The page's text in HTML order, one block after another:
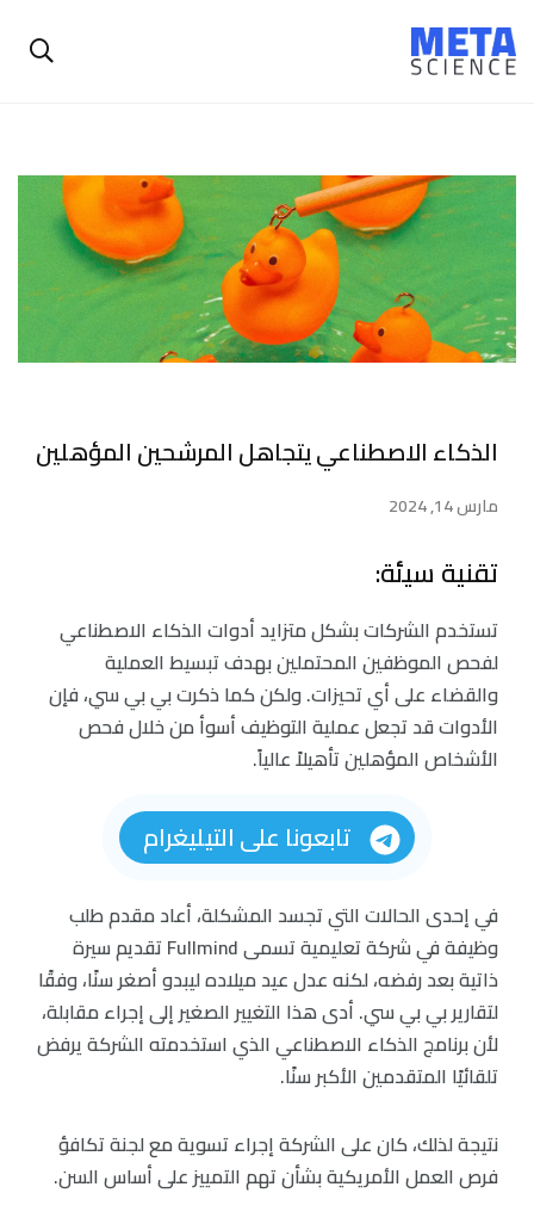
الذكاء الاصطناعي يتجاهل المرشحين المؤهلين
مارس 14, 2024
تقنية سيئة:
تستخدم الشركات بشكل متزايد أدوات الذكاء الاصطناعي
لفحص الموظفين المحتملين بهدف تبسيط العملية
والقضاء على أي تحيزات. ولكن كما ذكرت بي بي سي، فإن
الأدوات قد تجعل عملية التوظيف أسوأ من خلال فحص
الأشخاص المؤهلين تأهيلاً عالياً.
تابعونا على التيليغرام
في إحدى الحالات التي تجسد المشكلة، أعاد مقدم طلب
وظيفة في شركة تعليمية تسمى Fullmind تقديم سيرة
ذاتية بعد رفضه، لكنه عدل عيد ميلاده ليبدو أصغر سنًا، وفقًا
لتقارير بي بي سي. أدى هذا التغيير الصغير إلى إجراء مقابلة،
لأن برنامج الذكاء الاصطناعي الذي استخدمته الشركة يرفض
تلقائيًا المتقدمين الأكبر سنًا.
نتيجة لذلك، كان على الشركة إجراء تسوية مع لجنة تكافؤ
فرص العمل الأمريكية بشأن تهم التمييز على أساس السن.